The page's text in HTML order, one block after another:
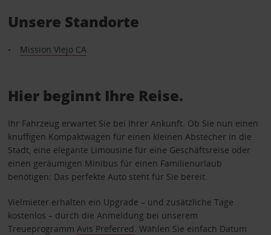
Unsere Standorte
Mission Viejo CA
Hier beginnt Ihre Reise.
Ihr Fahrzeug erwartet Sie bei Ihrer Ankunft. Ob Sie nun einen
knuffigen Kompaktwagen für einen kleinen Abstecher in die
Stadt, eine elegante Limousine für eine Geschäftsreise oder
einen geräumigen Minibus für einen Familienurlaub
benötigen: Das perfekte Auto steht für Sie bereit.
Vielmieter erhalten ein Upgrade – und zusätzliche Tage
kostenlos – durch die Anmeldung bei unserem
Treueprogramm Avis Preferred . Wählen Sie einfach Datum